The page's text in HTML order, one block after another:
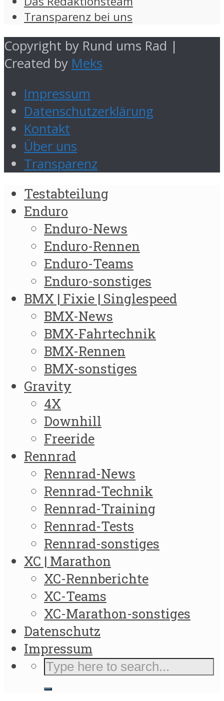
Transparenz bei uns
Copyright by Rund ums Rad |
Created by Meks
Impressum
Datenschutzerklärung
Kontakt
Über uns
Transparenz
Testabteilung
Enduro
Enduro-News
Enduro-Rennen
Enduro-Teams
Enduro-sonstiges
BMX | Fixie | Singlespeed
BMX-News
BMX-Fahrtechnik
BMX-Rennen
BMX-sonstiges
Gravity
4X
Downhill
Freeride
Rennrad
Rennrad-News
Rennrad-Technik
Rennrad-Training
Rennrad-Tests
Rennrad-sonstiges
XC | Marathon
XC-Rennberichte
XC-Teams
XC-Marathon-sonstiges
Datenschutz
Impressum